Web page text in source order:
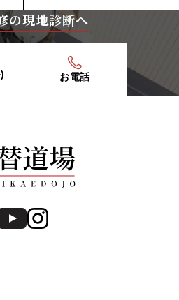
の現地診断へ
お電話